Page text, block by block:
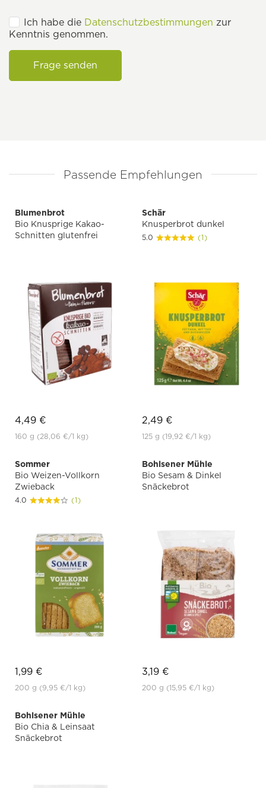
Ich habe die Datenschutzbestimmungen zur
Kenntnis genommen.
Frage senden
Passende Empfehlungen
Blumenbrot
Bio Knusprige Kakao-
Schnitten glutenfrei
4,49 €
160 g (28,06 €/1 kg)
Schär
Knusperbrot dunkel
5.0 (1)
2,49 €
125 g (19,92 €/1 kg)
Sommer
Bio Weizen-Vollkorn
Zwieback
4.0 (1)
1,99 €
200 g (9,95 €/1 kg)
Bohlsener Mühle
Bio Sesam & Dinkel
Snäckebrot
3,19 €
200 g (15,95 €/1 kg)
Bohlsener Mühle
Bio Chia & Leinsaat
Snäckebrot